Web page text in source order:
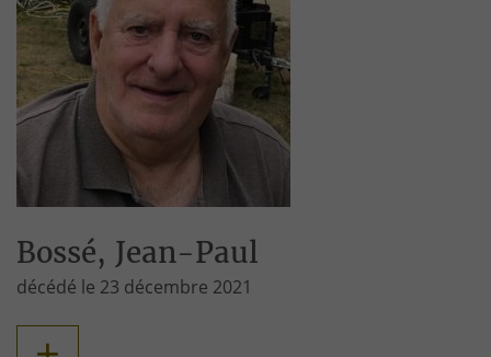
Bossé, Jean-Paul
décédé le 23 décembre 2021